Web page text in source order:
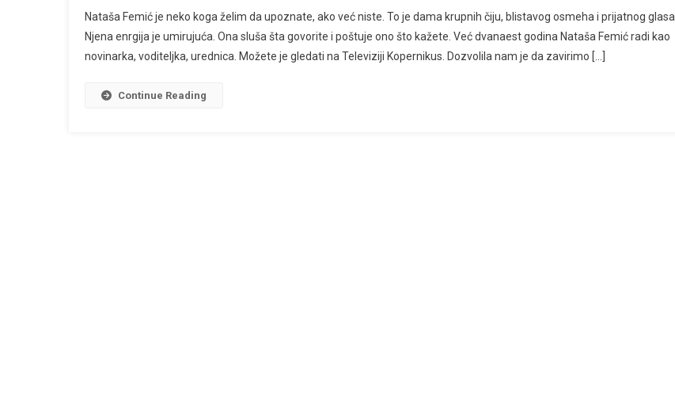
BIRA
NAS
Nataša Femić je neko koga želim da upoznate, ako već niste. To je dama krupnih čiju, blistavog osmeha i prijatnog glasa.
Njena enrgija je umirujuća. Ona sluša šta govorite i poštuje ono što kažete. Već dvanaest godina Nataša Femić radi kao
novinarka, voditeljka, urednica. Možete je gledati na Televiziji Kopernikus. Dozvolila nam je da zavirimo […]
Continue Reading